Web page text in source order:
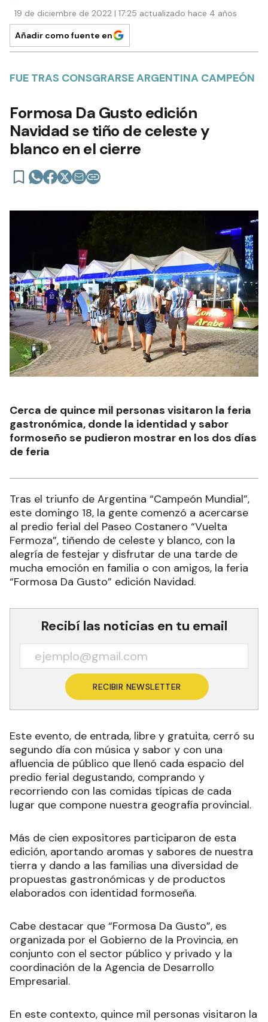
19 de diciembre de 2022 | 17:25 actualizado hace 4 años
Añadir como fuente en
FUE TRAS CONSGRARSE ARGENTINA CAMPEÓN
Formosa Da Gusto edición
Navidad se tiño de celeste y
blanco en el cierre
Cerca de quince mil personas visitaron la feria
gastronómica, donde la identidad y sabor
formoseño se pudieron mostrar en los dos días
de feria
Tras el triunfo de Argentina “Campeón Mundial”,
este domingo 18, la gente comenzó a acercarse
al predio ferial del Paseo Costanero “Vuelta
Fermoza”, tiñendo de celeste y blanco, con la
alegría de festejar y disfrutar de una tarde de
mucha emoción en familia o con amigos, la feria
“Formosa Da Gusto” edición Navidad.
Recibí las noticias en tu email
RECIBIR NEWSLETTER
Este evento, de entrada, libre y gratuita, cerró su
segundo día con música y sabor y con una
afluencia de público que llenó cada espacio del
predio ferial degustando, comprando y
recorriendo con las comidas típicas de cada
lugar que compone nuestra geografía provincial.
Más de cien expositores participaron de esta
edición, aportando aromas y sabores de nuestra
tierra y dando a las familias una diversidad de
propuestas gastronómicas y de productos
elaborados con identidad formoseña.
Cabe destacar que “Formosa Da Gusto”, es
organizada por el Gobierno de la Provincia, en
conjunto con el sector público y privado y la
coordinación de la Agencia de Desarrollo
Empresarial.
En este contexto, quince mil personas visitaron la